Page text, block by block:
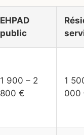
EHPAD
public
1 900 – 2
800 €
1
000